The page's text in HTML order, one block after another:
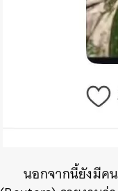
นอกจากนี้ยังมีค